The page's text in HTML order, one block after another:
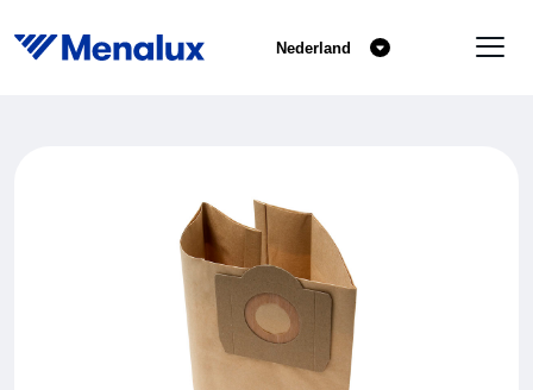
Nederland